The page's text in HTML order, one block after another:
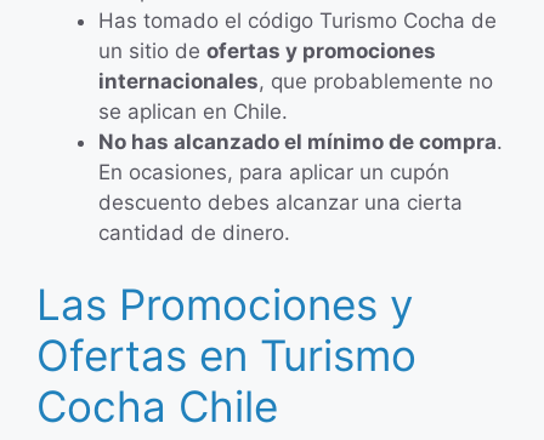
Has tomado el código Turismo Cocha de
un sitio de ofertas y promociones
internacionales, que probablemente no
se aplican en Chile.
No has alcanzado el mínimo de compra.
En ocasiones, para aplicar un cupón
descuento debes alcanzar una cierta
cantidad de dinero.
Las Promociones y
Ofertas en Turismo
Cocha Chile